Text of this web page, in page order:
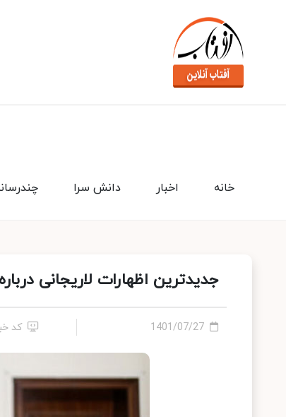
دانش سرا اخبار خانه
جدیدترین اظهارات لاریجانی
1401/07/27 کد خبر :